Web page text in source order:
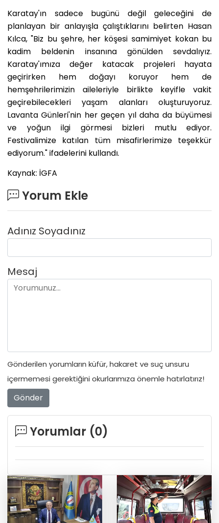
Karatay'ın sadece bugünü değil geleceğini de
planlayan bir anlayışla çalıştıklarını belirten Hasan
Kılca, "Biz bu şehre, her köşesi samimiyet kokan bu
kadim beldenin insanına gönülden sevdalıyız.
Karatay'ımıza değer katacak projeleri hayata
geçirirken hem doğayı koruyor hem de
hemşehrilerimizin aileleriyle birlikte keyifle vakit
geçirebilecekleri yaşam alanları oluşturuyoruz.
Lavanta Günleri'nin her geçen yıl daha da büyümesi
ve yoğun ilgi görmesi bizleri mutlu ediyor.
Festivalimize katılan tüm misafirlerimize teşekkür
ediyorum." ifadelerini kullandı.
Kaynak: İGFA
Yorum Ekle
Adınız Soyadınız
Mesaj
Gönderilen yorumların küfür, hakaret ve suç unsuru
içermemesi gerektiğini okurlarımıza önemle hatırlatırız!
Gönder
Yorumlar (0)